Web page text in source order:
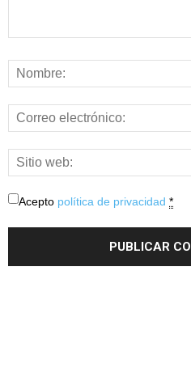
Acepto política de privacidad *